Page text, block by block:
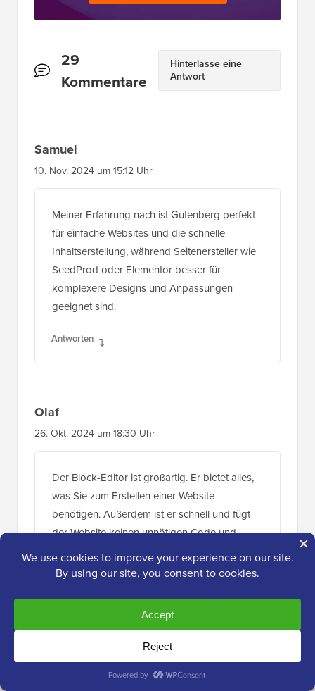
Leserinteraktionen
29
Kommentare
Hinterlasse eine
Antwort
Samuel
10. Nov. 2024 um 15:12 Uhr
Meiner Erfahrung nach ist Gutenberg perfekt
für einfache Websites und die schnelle
Inhaltserstellung, während Seitenersteller wie
SeedProd oder Elementor besser für
komplexere Designs und Anpassungen
geeignet sind.
Antworten
Olaf
26. Okt. 2024 um 18:30 Uhr
Der Block-Editor ist großartig. Er bietet alles,
was Sie zum Erstellen einer Website
benötigen. Außerdem ist er schnell und fügt
der Website keinen unnötigen Code und
keine Erweiterungen hinzu. Der
Hauptunterschied, den ich beim Erstellen von
darüber nachdenken muss, wie man die
Website optimiert. Das ist eben so. Builder
verlangsamen die Website von Natur aus,
daher eignen sie sich am besten für leichtere